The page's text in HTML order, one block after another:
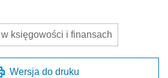
księgowości i finansach
Wersja do druku